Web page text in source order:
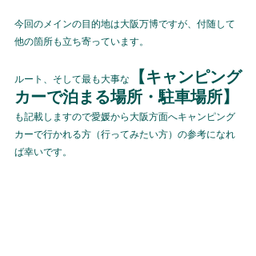
今回のメインの目的地は大阪万博ですが、付随して
他の箇所も立ち寄っています。
ルート、そして最も大事な
【キャンピング
カーで泊まる場所・駐車場所】
も記載しますので愛媛から大阪方面へキャンピング
カーで行かれる方（行ってみたい方）の参考になれ
ば幸いです。